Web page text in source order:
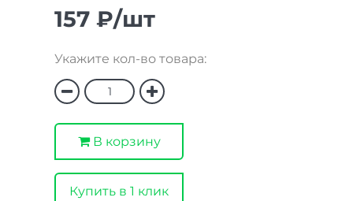
157 ₽/шт
Укажите кол-во товара:
В корзину
Купить в 1 клик